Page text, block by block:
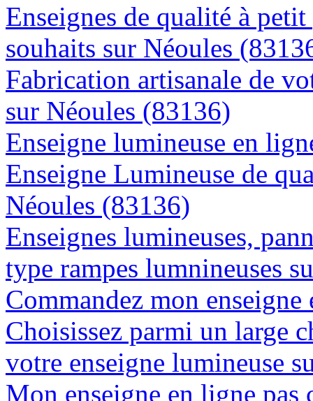
Enseignes de qualité à
souhaits sur Néoules
Fabrication artisanale de
sur Néoules (83136)
Enseigne lumineuse en
Enseigne Lumineuse de
Néoules (83136)
Enseignes lumineuses,
type rampes lumnineuses
Commandez mon
Choisissez parmi un large
votre enseigne lumineuse
Mon enseigne en ligne pas